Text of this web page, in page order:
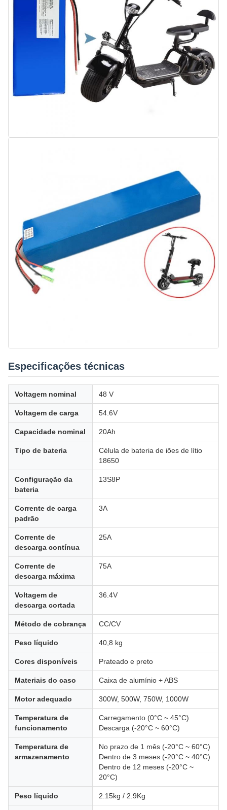
Especificações técnicas
Voltagem nominal 48 V
Voltagem de carga 54.6V
Capacidade nominal 20Ah
Tipo de bateria
Célula de bateria de iões de lítio
18650
Configuração da
bateria
13S8P
Corrente de carga
padrão
3A
Corrente de
descarga contínua
25A
Corrente de
descarga máxima
75A
Voltagem de
descarga cortada
36.4V
Método de cobrança CC/CV
Peso líquido 40,8 kg
Cores disponíveis Prateado e preto
Materiais do caso Caixa de alumínio + ABS
Motor adequado 300W, 500W, 750W, 1000W
Temperatura de
funcionamento
Carregamento (0°C ~ 45°C)
Descarga (-20°C ~ 60°C)
Temperatura de
armazenamento
No prazo de 1 mês (-20°C ~ 60°C)
Dentro de 3 meses (-20°C ~ 40°C)
Dentro de 12 meses (-20°C ~
20°C)
Peso líquido 2.15kg / 2.9Kg